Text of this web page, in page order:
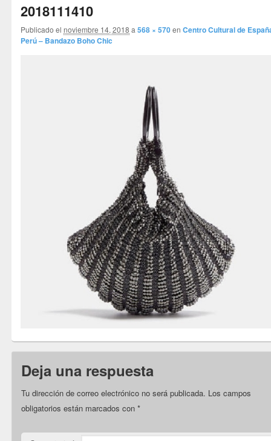
2018111410
Publicado el noviembre 14, 2018 a568 × 570enCentro Cultural de
Perú – Bandazo Boho Chic
Deja una respuesta
Tu dirección de correo electrónico no será publicada. Los campos
obligatorios están marcados con*